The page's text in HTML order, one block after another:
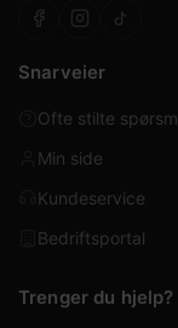
Snarveier
Ofte stilte
Min side
Kundeservice
Bedriftsportal
Trenger du hjelp?